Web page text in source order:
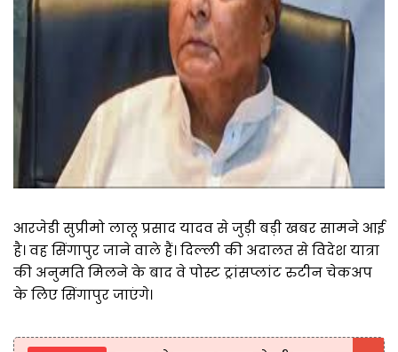
आरजेडी सुप्रीमो लालू प्रसाद यादव से जुड़ी बड़ी खबर सामने आई
है। वह सिंगापुर जाने वाले हैं। दिल्ली की अदालत से विदेश यात्रा
की अनुमति मिलने के बाद वे पोस्ट ट्रांसप्लांट रुटीन चेकअप
के लिए सिंगापुर जाएंगे।